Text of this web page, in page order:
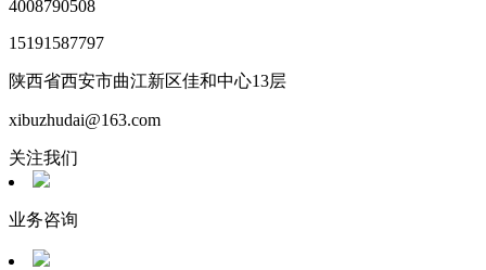
4008790508
15191587797
陕西省西安市曲江新区佳和中心13层
xibuzhudai@163.com
关注我们
业务咨询